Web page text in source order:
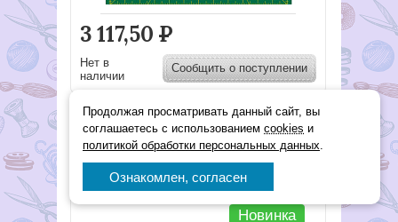
3 117,50 Р
Нет в
наличии
Сообщить о поступлении
МАТ РАСКРОЙНЫЙ
ДВУСТОРОННИЙ, ТОЛЩИНА
1,6 ММ, ЗЕЛЕНЫЙ, 45 Х 30
СМ/18'' Х 12"
Арт. RM-IC-C-RC
Новинка
Продолжая просматривать данный сайт, вы
соглашаетесь с использованием cookies и
политикой обработки персональных данных.
Ознакомлен, согласен